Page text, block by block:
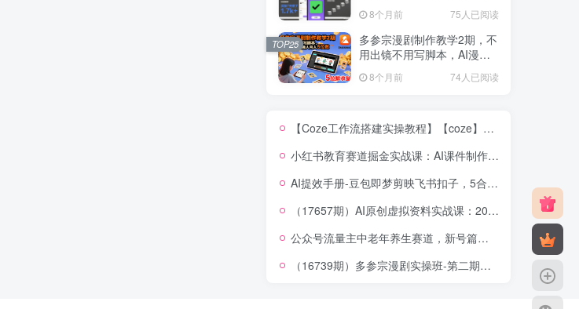
秘】8个月前 75人已阅读
多参宗漫剧制作教学2期，不
用出镜不用写脚本，AI漫剧
8个月前 74人已阅读
TOP25
【Coze工作流搭建实操教程】【coze】早安情感电台日签视频还在手动做？用扣子工作流自动生成，省时90%
小红书教育赛道掘金实战课：AI课件制作+店铺运营+爆款笔记，打通知识变现全路径
AI提效手册-豆包即梦剪映飞书扣子，5合1精讲实操指南，30+常见职场案例拿来即用
（17657期）AI原创虚拟资料实战课：2026新机会，小红书闲鱼开店，普通人用AI轻松变现，月入5万+
公众号流量主中老年养生赛道，新号篇篇5W+阅读，新手也能这样跑
（16739期）多参宗漫剧实操班-第二期，不出镜不写脚本、快速出片、多平台变现，一个人就是一家工作室